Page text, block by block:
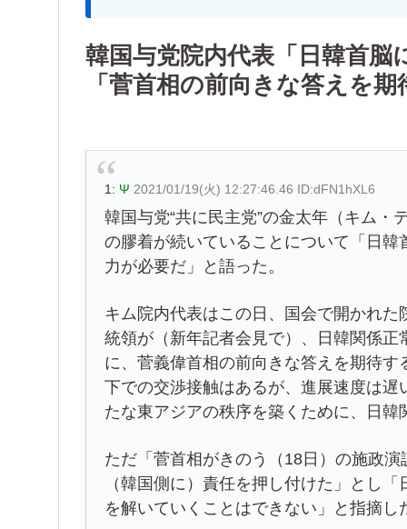
韓国与党院内代表「日韓首
「菅首相の前向きな答えを期
1: Ψ 2021/01/19(火) 12:27:46.46 ID:dFN1hXL6
韓国与党“共に民主党”の金太年（キム
の膠着が続いていることについて「日
力が必要だ」と語った。
キム院内代表はこの日、国会で開かれ
統領が（新年記者会見で）、日韓関係
に、菅義偉首相の前向きな答えを期待
下での交渉接触はあるが、進展速度は
たな東アジアの秩序を築くために、日
ただ「菅首相がきのう（18日）の施政
（韓国側に）責任を押し付けた」とし
を解いていくことはできない」と指摘し